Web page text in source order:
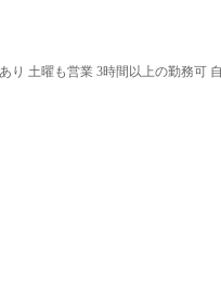
土曜も営業 3時間以上の勤務可